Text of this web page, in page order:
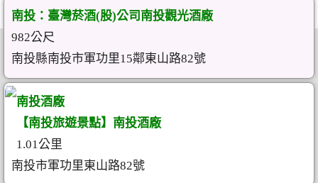
南投：臺灣菸酒(股)公司南投觀光酒廠
982公尺
南投縣南投市軍功里15鄰東山路82號
南投酒廠
【南投旅遊景點】南投酒廠
1.01公里
南投市軍功里東山路82號